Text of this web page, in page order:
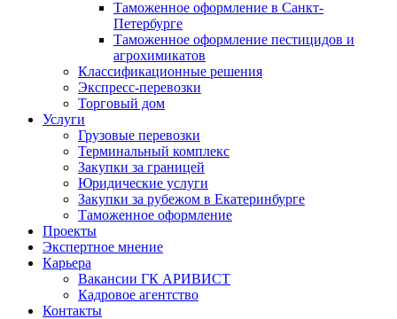
Таможенное оформление в Санкт-
Петербурге
Таможенное оформление пестицидов и
агрохимикатов
Классификационные решения
Экспресс-перевозки
Торговый дом
Услуги
Грузовые перевозки
Терминальный комплекс
Закупки за границей
Юридические услуги
Закупки за рубежом в Екатеринбурге
Таможенное оформление
Проекты
Экспертное мнение
Карьера
Вакансии ГК АРИВИСТ
Кадровое агентство
Контакты